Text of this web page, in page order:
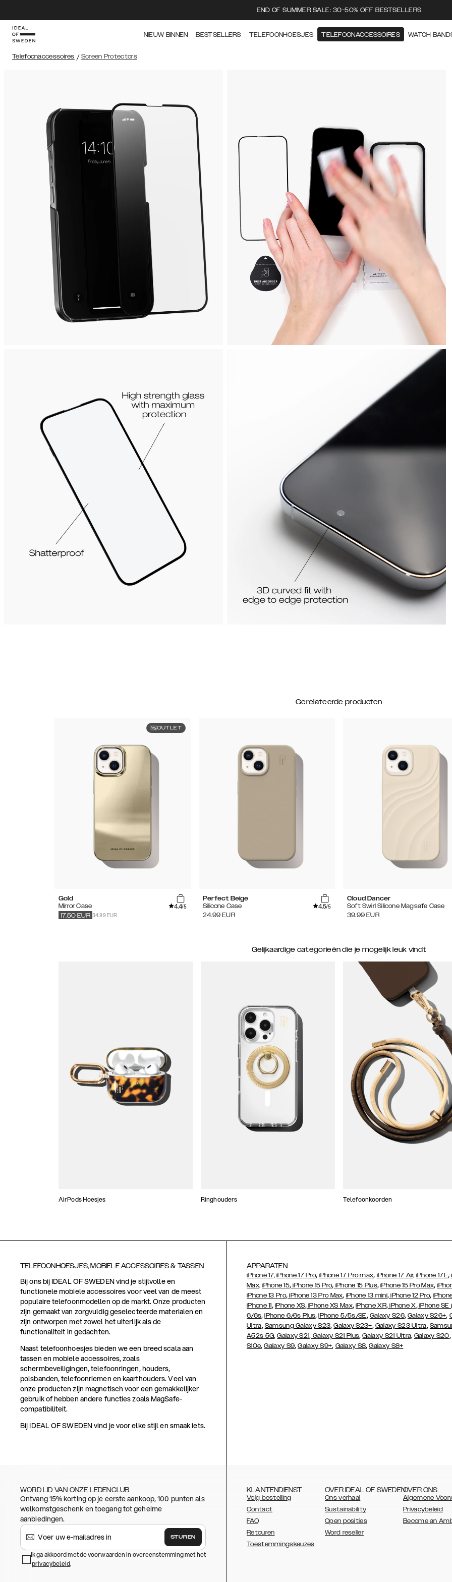
END OF SUMMER SALE: 30-50% OFF BESTSELLERS
NIEUW BINNEN BESTSELLERS TELEFOONHOESJES TELEFOONACCESSOIRES WATCH
Telefoonaccessoires / Screen Protectors
Gerelateerde producten
OUTLET
Gold
Mirror Case
4.4/5
34.99 EUR
17.50 EUR
Perfect Beige
Silicone Case
4.5/5
24.99 EUR
Cloud Dancer
Soft Swirl Silicone Magsafe Case
39.99 EUR
Gelijkaardige categorieën die je mogelijk leuk vindt
AirPods Hoesjes Ringhouders Telefoonkoorden
TELEFOONHOESJES, MOBIELE ACCESSOIRES & TASSEN
Bij ons bij IDEAL OF SWEDEN vind je stijlvolle en
functionele mobiele accessoires voor veel van de meest
populaire telefoonmodellen op de markt. Onze producten
zijn gemaakt van zorgvuldig geselecteerde materialen en
zijn ontworpen met zowel het uiterlijk als de
functionaliteit in gedachten.
Naast telefoonhoesjes bieden we een breed scala aan
tassen en mobiele accessoires, zoals
schermbeveiligingen, telefoonringen, houders,
polsbanden, telefoonriemen en kaarthouders. Veel van
onze producten zijn magnetisch voor een gemakkelijker
gebruik of hebben andere functies zoals MagSafe-
compatibiliteit.
Bij IDEAL OF SWEDEN vind je voor elke stijl en smaak iets.
APPARATEN
iPhone 17, iPhone 17 Pro,iPhone 17 Pro max, iPhone 17 Air, iPhone 17E,
Max, iPhone 15, iPhone 15 Pro, iPhone 15 Plus,iPhone 15 Pro Max,
iPhone 13 Pro, iPhone 13 Pro Max, iPhone 13 mini,iPhone 12 Pro,
iPhone 11, iPhone XS,iPhone XS Max,iPhone XR,iPhone X,iPhone
6/6s,iPhone 6/6s Plus,iPhone 5/5s/SE, Galaxy S26,Galaxy S26+,
Ultra, Samsung Galaxy S23,Galaxy S23+, Galaxy S23 Ultra,
A52s 5G,Galaxy S21, Galaxy S21 Plus,Galaxy S21 Ultra, Galaxy S20,
S10e,Galaxy S9,Galaxy S9+, Galaxy S8,Galaxy S8+
WORD LID VAN ONZE LEDENCLUB
Ontvang 15% korting op je eerste aankoop, 100 punten als
welkomstgeschenk en toegang tot geheime
aanbiedingen.
STUREN
Ik ga akkoord met de voorwaarden in overeenstemming met het
privacybeleid.
KLANTENDIENST
Volg bestelling
Contact
FAQ
Retouren
Toestemmingskeuzes
OVER IDEAL OF SWEDEN
Ons verhaal
Sustainability
Open posities
Word reseller
OVER ONS
Algemene
Privacybeleid
Become an
AUSTRALIA